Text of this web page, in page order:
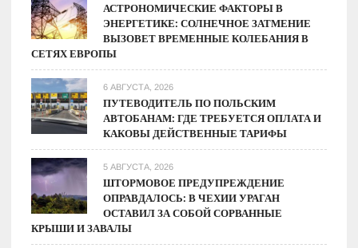
АСТРОНОМИЧЕСКИЕ ФАКТОРЫ В
ЭНЕРГЕТИКЕ: СОЛНЕЧНОЕ ЗАТМЕНИЕ
ВЫЗОВЕТ ВРЕМЕННЫЕ КОЛЕБАНИЯ В
СЕТЯХ ЕВРОПЫ
6 АВГУСТА, 2026
ПУТЕВОДИТЕЛЬ ПО ПОЛЬСКИМ
АВТОБАНАМ: ГДЕ ТРЕБУЕТСЯ ОПЛАТА И
КАКОВЫ ДЕЙСТВЕННЫЕ ТАРИФЫ
5 АВГУСТА, 2026
ШТОРМОВОЕ ПРЕДУПРЕЖДЕНИЕ
ОПРАВДАЛОСЬ: В ЧЕХИИ УРАГАН
ОСТАВИЛ ЗА СОБОЙ СОРВАННЫЕ
КРЫШИ И ЗАВАЛЫ